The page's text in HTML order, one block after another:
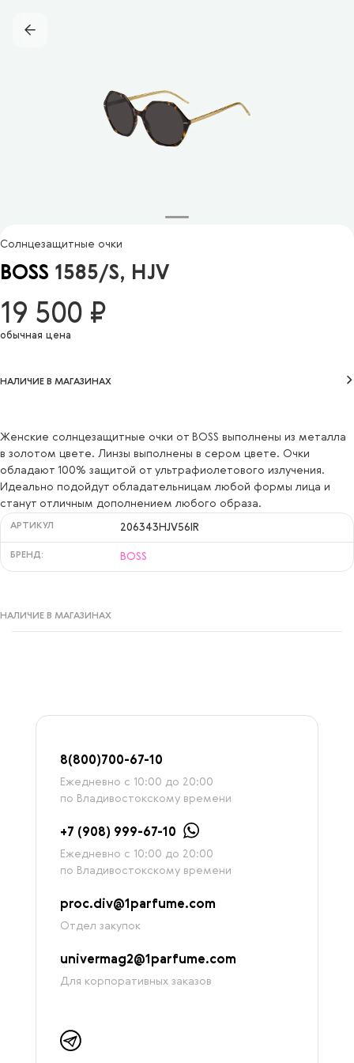
Солнцезащитные очки
BOSS 1585/S, HJV
19 500 ₽
обычная цена
НАЛИЧИЕ В МАГАЗИНАХ
Женские солнцезащитные очки от BOSS выполнены из металла
в золотом цвете. Линзы выполнены в сером цвете. Очки
обладают 100% защитой от ультрафиолетового излучения.
Идеально подойдут обладательницам любой формы лица и
станут отличным дополнением любого образа.
АРТИКУЛ 206343HJV56IR
БРЕНД: BOSS
НАЛИЧИЕ В МАГАЗИНАХ
8(800)700-67-10
Ежедневно с 10:00 до 20:00
по Владивостокскому времени
+7 (908) 999-67-10
Ежедневно с 10:00 до 20:00
по Владивостокскому времени
proc.div@1parfume.com
Отдел закупок
univermag2@1parfume.com
Для корпоративных заказов